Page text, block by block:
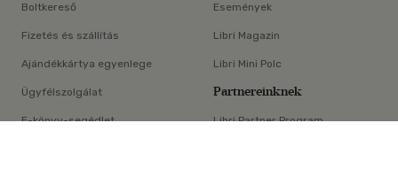
×
Boltkereső
Fizetés és szállítás
Ajándékkártya egyenlege
Ügyfélszolgálat
E-könyv-segédlet
Események
Libri Magazin
Libri Mini Polc
Partnereinknek
Libri Partner Program